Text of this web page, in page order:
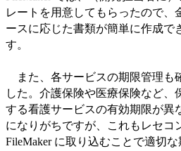
レートを用意してもらったので、
ースに応じた書類が簡単に作成で
す。
また、各サービスの期限管理も
した。介護保険や医療保険など、
する看護サービスの有効期限が異
になりがちですが、これもレセコ
FileMaker に取り込むことで適切